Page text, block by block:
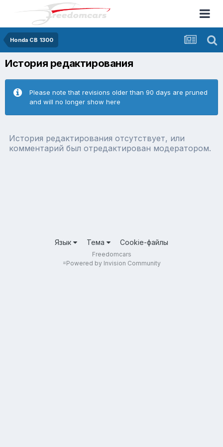
Honda CB 1300
История редактирования
Please note that revisions older than 90 days are pruned
and will no longer show here
История редактирования отсутствует, или
комментарий был отредактирован модератором.
Язык Тема Cookie-файлы
Freedomcars
=Powered by Invision Community